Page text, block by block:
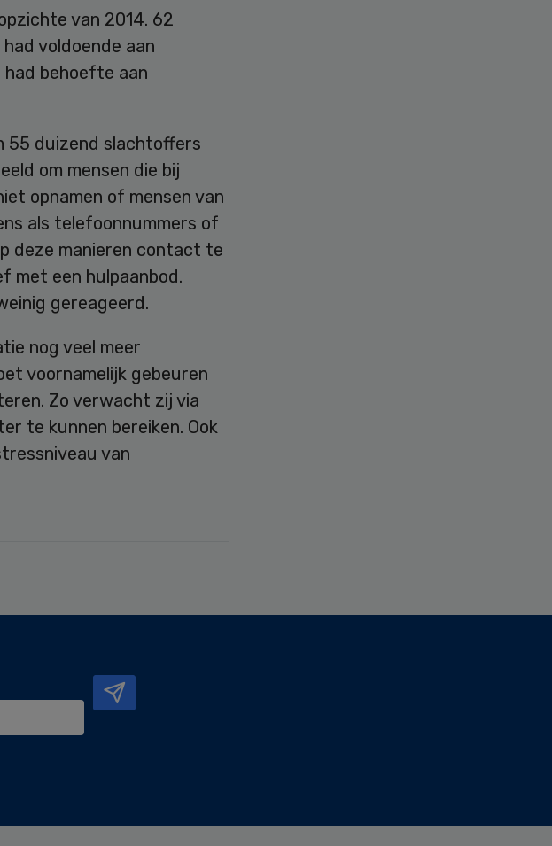
van 2014. 62
voldoende aan
behoefte aan
55 duizend slachtoffers
om mensen die bij
opnamen of mensen van
als telefoonnummers of
deze manieren contact te
met een hulpaanbod.
gereageerd.
nog veel meer
voornamelijk gebeuren
Zo verwacht zij via
te kunnen bereiken. Ook
van